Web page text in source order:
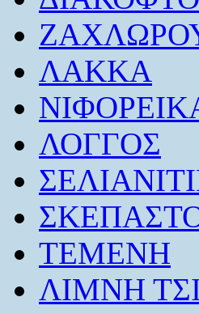
ΛΑΚΚΑ
ΛΟΓΓΟΣ
ΤΕΜΕΝΗ
ΛΙΜΝΗ